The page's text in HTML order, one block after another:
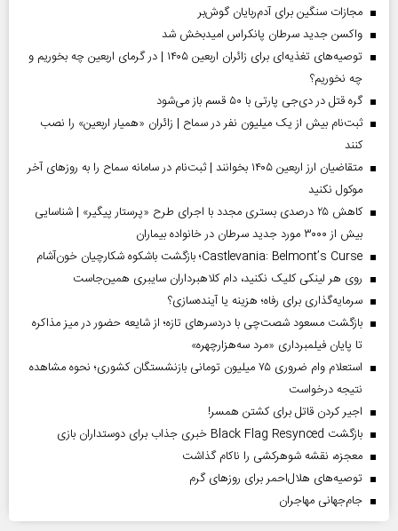
مجازات سنگین برای آدم‌ربایان گوش‌بر
واکسن جدید سرطان پانکراس امیدبخش شد
توصیه‌های تغذیه‌ای برای زائران اربعین ۱۴۰۵ | در گرمای اربعین چه بخوریم و
چه نخوریم؟
گره قتل در دی‌جی پارتی با ۵۰ قسم باز می‌شود
ثبت‌نام بیش از یک میلیون نفر در سماح | زائران «همیار اربعین» را نصب
کنند
متقاضیان ارز اربعین ۱۴۰۵ بخوانند | ثبت‌نام در سامانه سماح را به روز‌های آخر
موکول نکنید
کاهش ۲۵ درصدی بستری مجدد با اجرای طرح «پرستار پیگیر» | شناسایی
بیش از ۳۰۰۰ مورد جدید سرطان در خانواده بیماران
Castlevania: Belmont’s Curse؛ بازگشت باشکوه شکارچیان خون‌آشام
روی هر لینکی کلیک نکنید، دام کلاهبرداران سایبری همین‌جاست
سرمایه‌گذاری برای رفاه؛ هزینه یا آینده‌سازی؟
بازگشت مسعود شصت‌چی با دردسر‌های تازه؛ از شایعه حضور در میز مذاکره
تا پایان فیلمبرداری «مرد سه‌هزارچهره»
استعلام وام ضروری ۷۵ میلیون تومانی بازنشستگان کشوری؛ نحوه مشاهده
نتیجه درخواست
اجیر کردن قاتل برای کشتن همسر!
بازگشت Black Flag Resynced خبری جذاب برای دوستداران بازی
معجزه، نقشه شوهرکشی را ناکام گذاشت
توصیه‌های هلال‌احمر برای روز‌های گرم
جام‌جهانی مهاجران